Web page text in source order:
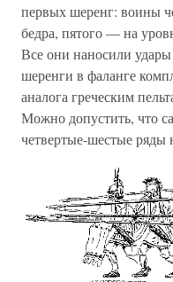
первых шеренг: воины
бедра, пятого — на
Все они наносили
шеренги в фаланге
аналога греческим
Можно допустить, что
четвертые-шестые ряды